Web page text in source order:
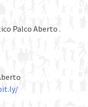
Palco Aberto .